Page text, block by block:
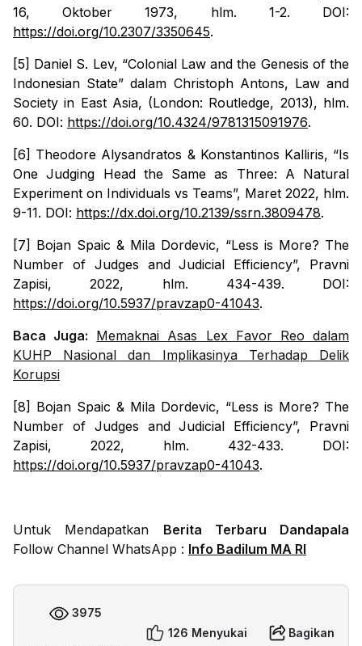
16, Oktober 1973, hlm. 1-2. DOI:
https://doi.org/10.2307/3350645.
[5] Daniel S. Lev, “Colonial Law and the Genesis of the
Indonesian State” dalam Christoph Antons, Law and
Society in East Asia, (London: Routledge, 2013), hlm.
60. DOI: https://doi.org/10.4324/9781315091976.
[6] Theodore Alysandratos & Konstantinos Kalliris, “Is
One Judging Head the Same as Three: A Natural
Experiment on Individuals vs Teams”, Maret 2022, hlm.
9-11. DOI: https://dx.doi.org/10.2139/ssrn.3809478.
[7] Bojan Spaic & Mila Dordevic, “Less is More? The
Number of Judges and Judicial Efficiency”, Pravni
Zapisi, 2022, hlm. 434-439. DOI:
https://doi.org/10.5937/pravzap0-41043.
Baca Juga: Memaknai Asas Lex Favor Reo dalam
KUHP Nasional dan Implikasinya Terhadap Delik
Korupsi
[8] Bojan Spaic & Mila Dordevic, “Less is More? The
Number of Judges and Judicial Efficiency”, Pravni
Zapisi, 2022, hlm. 432-433. DOI:
https://doi.org/10.5937/pravzap0-41043.
Untuk Mendapatkan Berita Terbaru Dandapala
Follow Channel WhatsApp : Info Badilum MA RI
3975
126 Menyukai Bagikan